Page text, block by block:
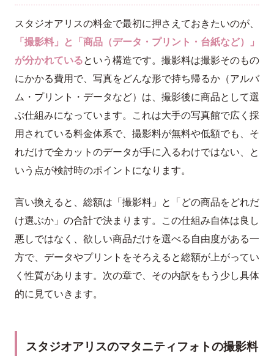
スタジオアリスの料金で最初に押さえておきたいのが、
「撮影料」と「商品（データ・プリント・台紙など）」
が分かれているという構造です。撮影料は撮影そのもの
にかかる費用で、写真をどんな形で持ち帰るか（アルバ
ム・プリント・データなど）は、撮影後に商品として選
ぶ仕組みになっています。これは大手の写真館で広く採
用されている料金体系で、撮影料が無料や低額でも、そ
れだけで全カットのデータが手に入るわけではない、と
いう点が検討時のポイントになります。
言い換えると、総額は「撮影料」と「どの商品をどれだ
け選ぶか」の合計で決まります。この仕組み自体は良し
悪しではなく、欲しい商品だけを選べる自由度がある一
方で、データやプリントをそろえると総額が上がってい
く性質があります。次の章で、その内訳をもう少し具体
的に見ていきます。
スタジオアリスのマタニティフォトの撮影料